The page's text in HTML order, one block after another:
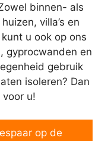
binnen- als
villa’s en
u ook op ons
gyprocwanden en
gebruik
isoleren? Dan
u!
op de